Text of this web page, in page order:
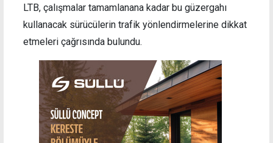
LTB, çalışmalar tamamlanana kadar bu güzergahı
kullanacak sürücülerin trafik yönlendirmelerine dikkat
etmeleri çağrısında bulundu.